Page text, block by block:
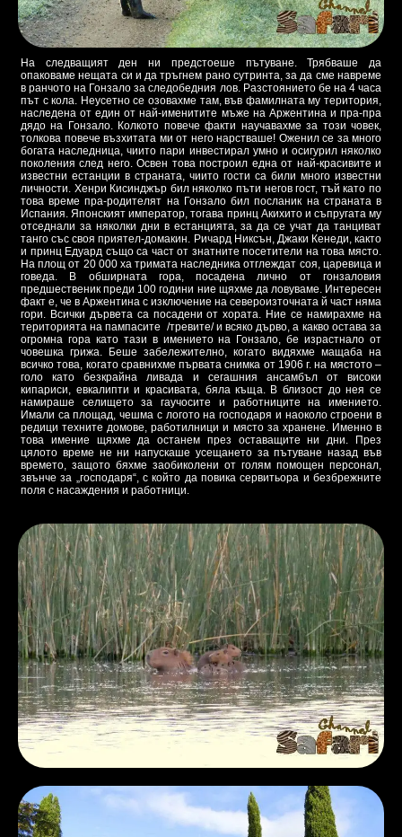
На следващият ден ни предстоеше пътуване. Трябваше да
опаковаме нещата си и да тръгнем рано сутринта, за да сме навреме
в ранчото на Гонзало за следобедния лов. Разстоянието бе на 4 часа
път с кола. Неусетно се озовахме там, във фамилната му територия,
наследена от един от най-именитите мъже на Аржентина и пра-пра
дядо на Гонзало. Колкото повече факти научавахме за този човек,
толкова повече възхитата ми от него нарстваше! Оженил се за много
богата наследница, чиито пари инвестирал умно и осигурил няколко
поколения след него. Освен това построил една от най-красивите и
известни естанции в страната, чиито гости са били много известни
личности. Хенри Кисинджър бил няколко пъти негов гост, тъй като по
това време пра-родителят на Гонзало бил посланик на страната в
Испания. Японският император, тогава принц Акихито и съпругата му
отседнали за няколки дни в естанцията, за да се учат да танциват
танго със своя приятел-домакин. Ричард Никсън, Джаки Кенеди, както
и принц Едуард също са част от знатните посетители на това място.
На площ от 20 000 ха тримата наследника отглеждат соя, царевица и
говеда. В обширната гора, посадена лично от гонзаловия
предшественик преди 100 години ние щяхме да ловуваме. Интересен
факт е, че в Аржентина с изключение на североизточната й част няма
гори. Всички дървета са посадени от хората. Ние се намирахме на
територията на пампасите /тревите/ и всяко дърво, а какво остава за
огромна гора като тази в имението на Гонзало, бе израстнало от
човешка грижа. Беше забележително, когато видяхме мащаба на
всичко това, когато сравнихме първата снимка от 1906 г. на мястото –
голо като безкрайна ливада и сегашния ансамбъл от високи
кипариси, евкалипти и красивата, бяла къща. В близост до нея се
намираше селището за гаучосите и работниците на имението.
Имали са площад, чешма с логото на господаря и наоколо строени в
редици техните домове, работилници и място за хранене. Именно в
това имение щяхме да останем през оставащите ни дни. През
цялото време не ни напускаше усещането за пътуване назад във
времето, защото бяхме заобиколени от голям помощен персонал,
звънче за „господаря“, с който да повика сервитьора и безбрежните
поля с насаждения и работници.